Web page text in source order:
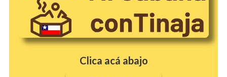
Clica acá abajo